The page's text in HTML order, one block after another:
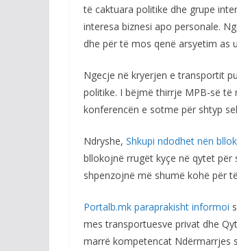
të caktuara politike dhe grupe
interesa biznesi apo personale.
dhe për të mos qenë arsyetim as
Ngecje në kryerjen e transportit
politike. I bëjmë thirrje MPB-së
konferencën e sotme për shtyp
Ndryshe, Shkupi ndodhet nën
bllokojnë rrugët kyçe në qytet
shpenzojnë më shumë kohë për
Portalb.mk paraprakisht informoi
mes transportuesve privat dhe
marrë kompetencat Ndërmarrjes